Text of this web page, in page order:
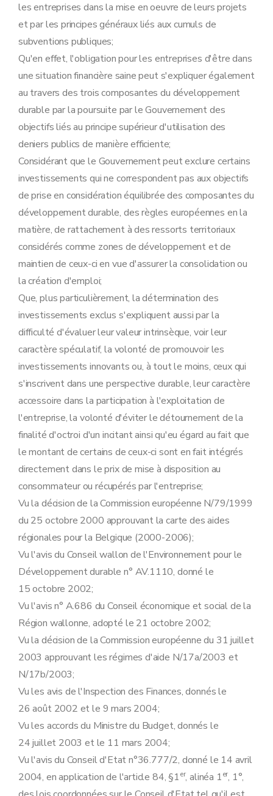
les entreprises dans la mise en oeuvre de leurs projets
et par les principes généraux liés aux cumuls de
subventions publiques;
Qu'en effet, l'obligation pour les entreprises d'être dans
une situation financière saine peut s'expliquer également
au travers des trois composantes du développement
durable par la poursuite par le Gouvernement des
objectifs liés au principe supérieur d'utilisation des
deniers publics de manière efficiente;
Considérant que le Gouvernement peut exclure certains
investissements qui ne correspondent pas aux objectifs
de prise en considération équilibrée des composantes du
développement durable, des règles européennes en la
matière, de rattachement à des ressorts territoriaux
considérés comme zones de développement et de
maintien de ceux-ci en vue d'assurer la consolidation ou
la création d'emploi;
Que, plus particulièrement, la détermination des
investissements exclus s'expliquent aussi par la
difficulté d'évaluer leur valeur intrinsèque, voir leur
caractère spéculatif, la volonté de promouvoir les
investissements innovants ou, à tout le moins, ceux qui
s'inscrivent dans une perspective durable, leur caractère
accessoire dans la participation à l'exploitation de
l'entreprise, la volonté d'éviter le détournement de la
finalité d'octroi d'un incitant ainsi qu'eu égard au fait que
le montant de certains de ceux-ci sont en fait intégrés
directement dans le prix de mise à disposition au
consommateur ou récupérés par l'entreprise;
Vu la décision de la Commission européenne N/79/1999
du 25 octobre 2000 approuvant la carte des aides
régionales pour la Belgique (2000-2006);
Vu l'avis du Conseil wallon de l'Environnement pour le
Développement durable n° AV.1110, donné le
15 octobre 2002;
Vu l'avis n° A.686 du Conseil économique et social de la
Région wallonne, adopté le 21 octobre 2002;
Vu la décision de la Commission européenne du 31 juillet
2003 approuvant les régimes d'aide N/17a/2003 et
N/17b/2003;
Vu les avis de l'Inspection des Finances, donnés le
26 août 2002 et le 9 mars 2004;
Vu les accords du Ministre du Budget, donnés le
24 juillet 2003 et le 11 mars 2004;
Vu l'avis du Conseil d'Etat n°36.777/2, donné le 14 avril
2004, en application de l'article 84, §1er, alinéa 1er, 1°,